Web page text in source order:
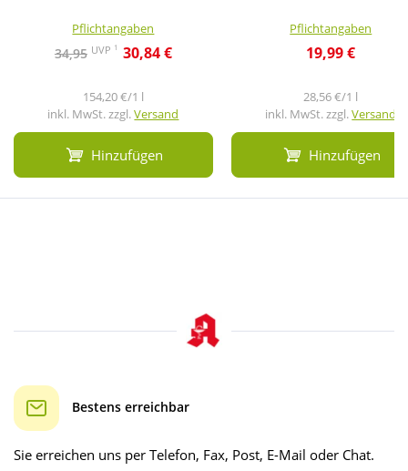
Pflichtangaben
34,95 UVP 1 30,84 €
154,20 €/1 l
inkl. MwSt. zzgl.Versand
Hinzufügen
Pflichtangaben
19,99 €
28,56 €/1 l
inkl. MwSt. zzgl.Versand
Hinzufügen
Bestens erreichbar
Sie erreichen uns per Telefon, Fax, Post, E-Mail oder Chat.